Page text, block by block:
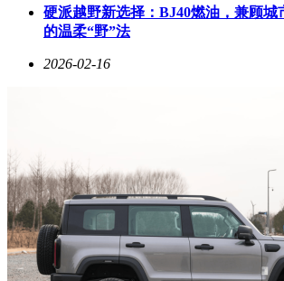
硬派越野新选择：BJ40燃油，兼顾城
的温柔“野”法
2026-02-16